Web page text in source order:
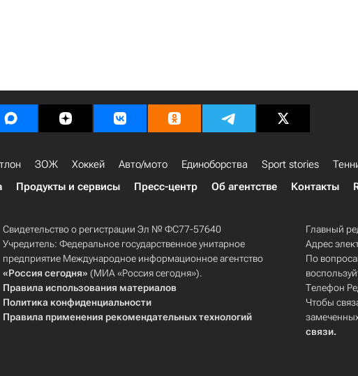
ЗОЖ Хоккей Авто/мото Единоборства Sport stories
Продукты и сервисы Пресс-центр Об агентстве Контакты
Свидетельство о регистрации Эл № ФС77-57640
Учредитель: Федеральное государственное унитарное
предприятие Международное информационное агентство
«Россия сегодня» (МИА «Россия сегодня»).
Правила использования материалов
Политика конфиденциальности
Правила применения рекомендательных технологий
Главный
Адрес
По
Телефон
Чтобы
связи.